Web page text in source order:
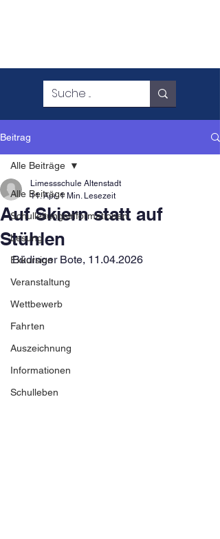
Beitrag
Alle Beiträge
Schulleitungsinformationen
Lesung
Exkursion
Veranstaltung
Wettbewerb
Fahrten
Auszeichnung
Informationen
Schulleben
Alle Beiträge
Auf Skiern statt auf
Stühlen
Limessschule Altenstadt
11. Apr. 1 Min. Lesezeit
Büdinger Bote, 11.04.2026